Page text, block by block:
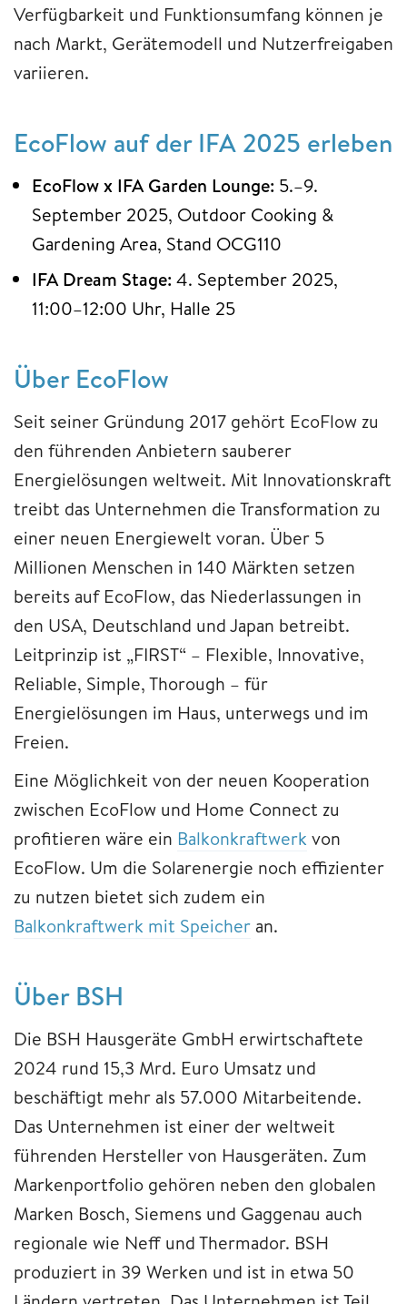
Verfügbarkeit und Funktionsumfang können je
nach Markt, Gerätemodell und Nutzerfreigaben
variieren.
EcoFlow auf der IFA 2025 erleben
EcoFlow x IFA Garden Lounge: 5.–9.
September 2025, Outdoor Cooking &
Gardening Area, Stand OCG110
IFA Dream Stage: 4. September 2025,
11:00–12:00 Uhr, Halle 25
Über EcoFlow
Seit seiner Gründung 2017 gehört EcoFlow zu
den führenden Anbietern sauberer
Energielösungen weltweit. Mit Innovationskraft
treibt das Unternehmen die Transformation zu
einer neuen Energiewelt voran. Über 5
Millionen Menschen in 140 Märkten setzen
bereits auf EcoFlow, das Niederlassungen in
den USA, Deutschland und Japan betreibt.
Leitprinzip ist „FIRST“ – Flexible, Innovative,
Reliable, Simple, Thorough – für
Energielösungen im Haus, unterwegs und im
Freien.
Eine Möglichkeit von der neuen Kooperation
zwischen EcoFlow und Home Connect zu
profitieren wäre ein Balkonkraftwerk von
EcoFlow. Um die Solarenergie noch effizienter
zu nutzen bietet sich zudem ein
Balkonkraftwerk mit Speicher an.
Über BSH
Die BSH Hausgeräte GmbH erwirtschaftete
2024 rund 15,3 Mrd. Euro Umsatz und
beschäftigt mehr als 57.000 Mitarbeitende.
Das Unternehmen ist einer der weltweit
führenden Hersteller von Hausgeräten. Zum
Markenportfolio gehören neben den globalen
Marken Bosch, Siemens und Gaggenau auch
regionale wie Neff und Thermador. BSH
produziert in 39 Werken und ist in etwa 50